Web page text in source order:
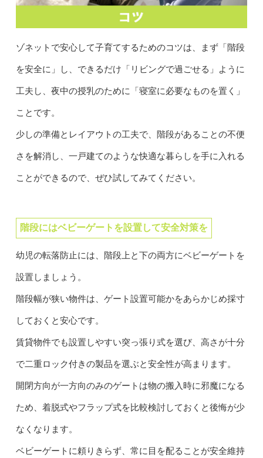
ゾネットで安心して子育てするためのコツは、まず「階段
を安全に」し、できるだけ「リビングで過ごせる」ように
工夫し、夜中の授乳のために「寝室に必要なものを置く」
ことです。
少しの準備とレイアウトの工夫で、階段があることの不便
さを解消し、一戸建てのような快適な暮らしを手に入れる
ことができるので、ぜひ試してみてください。
階段にはベビーゲートを設置して安全対策を
幼児の転落防止には、階段上と下の両方にベビーゲートを
設置しましょう。
階段幅が狭い物件は、ゲート設置可能かをあらかじめ採寸
しておくと安心です。
賃貸物件でも設置しやすい突っ張り式を選び、高さが十分
で二重ロック付きの製品を選ぶと安全性が高まります。
開閉方向が一方向のみのゲートは物の搬入時に邪魔になる
ため、着脱式やフラップ式を比較検討しておくと後悔が少
なくなります。
ベビーゲートに頼りきらず、常に目を配ることが安全維持